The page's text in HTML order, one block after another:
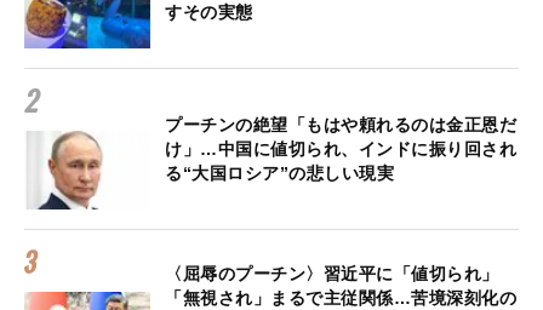
すその実態
プーチンの絶望「もはや頼れるのは金正恩だ
け」…中国に値切られ、インドに振り回され
る“大国ロシア”の悲しい現実
〈屈辱のプーチン〉習近平に「値切られ」
「無視され」まるで主従関係…苦境深刻化の